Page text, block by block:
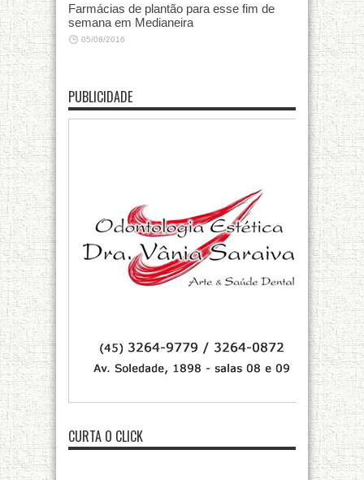
Farmácias de plantão para esse fim de
semana em Medianeira
05/08/2016
PUBLICIDADE
CURTA O CLICK